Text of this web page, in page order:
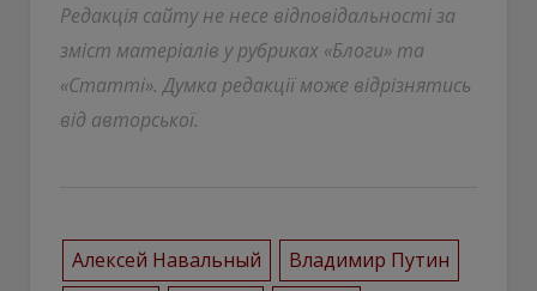
Редакція сайту не несе відповідальності за
зміст матеріалів у рубриках «Блоги» та
«Статті». Думка редакції може відрізнятись
від авторської.
Алексей Навальный
Владимир Путин